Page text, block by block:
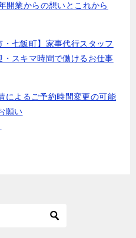
開業からの想いとこれから
・七飯町】家事代行スタッフ
・スキマ時間で働けるお仕事
によるご予約時間変更の可能
願い